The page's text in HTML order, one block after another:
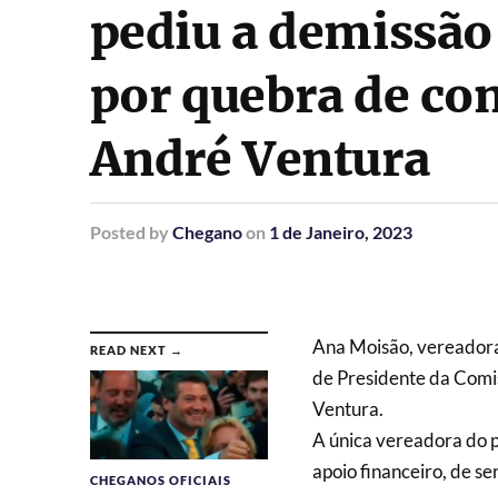
pediu a
por quebra de
André Ventura
Posted by Cheganoon 1 de Janeiro, 2023
READ NEXT →
CHEGANOS OFICIAIS
Ana Moisão,
de Presidente da
Ventura.
A única vereadora do
apoio financeiro, de